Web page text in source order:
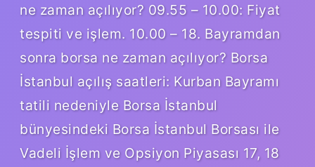
ne zaman açılıyor? 09.55 – 10.00: Fiyat
tespiti ve işlem. 10.00 – 18. Bayramdan
sonra borsa ne zaman açılıyor? Borsa
İstanbul açılış saatleri: Kurban Bayramı
tatili nedeniyle Borsa İstanbul
bünyesindeki Borsa İstanbul Borsası ile
Vadeli İşlem ve Opsiyon Piyasası 17, 18